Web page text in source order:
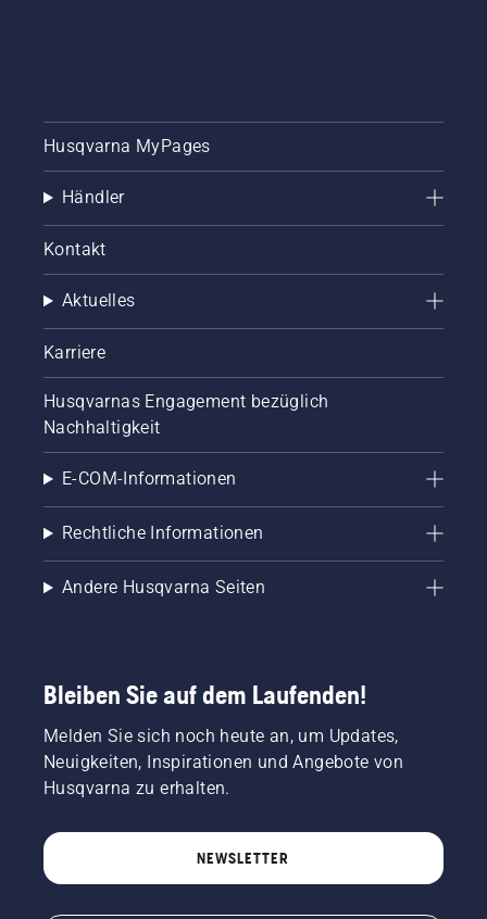
Husqvarna MyPages
Händler
Kontakt
Aktuelles
Karriere
Husqvarnas Engagement bezüglich
Nachhaltigkeit
E-COM-Informationen
Rechtliche Informationen
Andere Husqvarna Seiten
Bleiben Sie auf dem Laufenden!
Melden Sie sich noch heute an, um Updates,
Neuigkeiten, Inspirationen und Angebote von
Husqvarna zu erhalten.
NEWSLETTER